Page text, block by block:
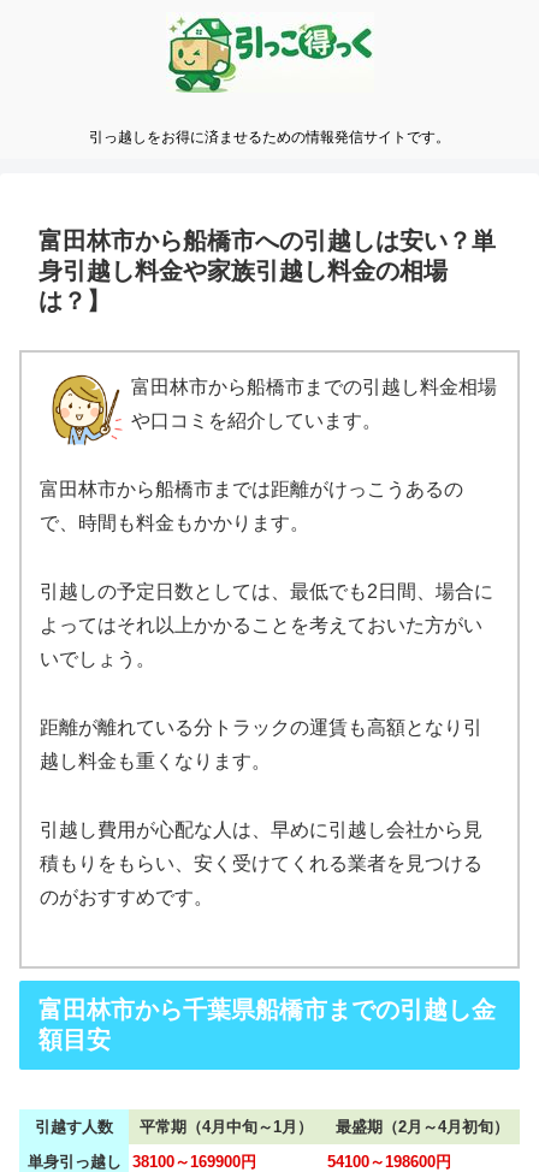
引っ越しをお得に済ませるための情報発信サイトです。
富田林市から船橋市への引越しは安い？単
身引越し料金や家族引越し料金の相場
は？】
富田林市から船橋市までの引越し料金相場
や口コミを紹介しています。
富田林市から船橋市までは距離がけっこうあるの
で、時間も料金もかかります。
引越しの予定日数としては、最低でも2日間、場合に
よってはそれ以上かかることを考えておいた方がい
いでしょう。
距離が離れている分トラックの運賃も高額となり引
越し料金も重くなります。
引越し費用が心配な人は、早めに引越し会社から見
積もりをもらい、安く受けてくれる業者を見つける
のがおすすめです。
富田林市から千葉県船橋市までの引越し金
額目安
引越す人数 平常期（4月中旬～1月）
最盛期（2月～4月初旬）
単身引っ越し
38100～169900円
54100～198600円